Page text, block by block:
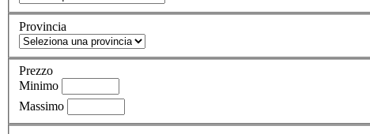
Provincia
Prezzo
Minimo
Massimo